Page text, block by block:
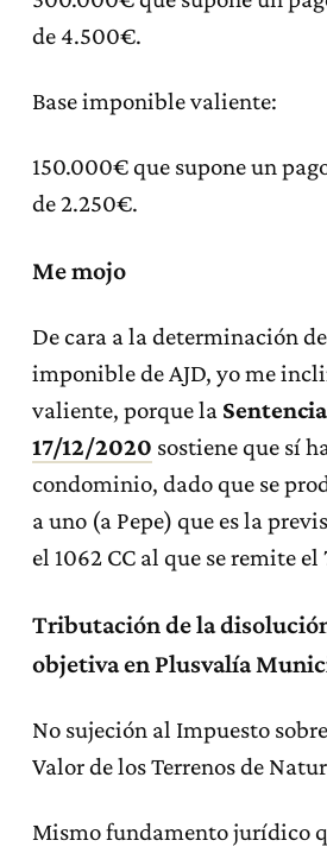
de 4.500€.
Base imponible valiente:
150.000€ que supone un
de 2.250€.
Me mojo
De cara a la determinación
imponible de AJD, yo me
valiente, porque la Sentencia
17/12/2020 sostiene que sí
condominio, dado que se
a uno (a Pepe) que es la
el 1062 CC al que se remite el
Tributación de la
objetiva en Plusvalía
No sujeción al Impuesto
Valor de los Terrenos de
Mismo fundamento jurídico